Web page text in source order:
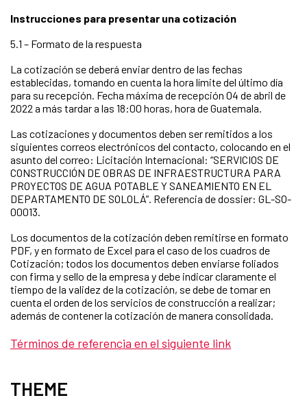
Instrucciones para presentar una cotización
5.1 – Formato de la respuesta
La cotización se deberá enviar dentro de las fechas
establecidas, tomando en cuenta la hora límite del último día
para su recepción. Fecha máxima de recepción 04 de abril de
2022 a más tardar a las 18:00 horas, hora de Guatemala.
Las cotizaciones y documentos deben ser remitidos a los
siguientes correos electrónicos del contacto, colocando en el
asunto del correo: Licitación Internacional: “SERVICIOS DE
CONSTRUCCIÓN DE OBRAS DE INFRAESTRUCTURA PARA
PROYECTOS DE AGUA POTABLE Y SANEAMIENTO EN EL
DEPARTAMENTO DE SOLOLÁ”. Referencia de dossier: GL-SO-
00013.
Los documentos de la cotización deben remitirse en formato
PDF, y en formato de Excel para el caso de los cuadros de
Cotización; todos los documentos deben enviarse foliados
con firma y sello de la empresa y debe indicar claramente el
tiempo de la validez de la cotización, se debe de tomar en
cuenta el orden de los servicios de construcción a realizar;
además de contener la cotización de manera consolidada.
Términos de referencia en el siguiente link
THEME